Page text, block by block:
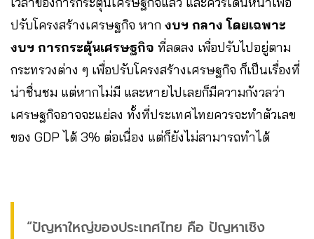
ปรับโครงสร้างเศรษฐกิจ หาก งบฯ กลาง โดยเฉพาะ
งบฯ การกระตุ้นเศรษฐกิจ ที่ลดลง เพื่อปรับไปอยู่ตาม
กระทรวงต่าง ๆ เพื่อปรับโครงสร้างเศรษฐกิจ ก็เป็นเรื่องที่
น่าชื่นชม แต่หากไม่มี และหายไปเลยก็มีความกังวลว่า
เศรษฐกิจอาจจะแย่ลง ทั้งที่ประเทศไทยควรจะทำตัวเลข
ของ GDP ได้ 3% ต่อเนื่อง แต่ก็ยังไม่สามารถทำได้
“ปัญหาใหญ่ของประเทศไทย คือ ปัญหาเชิง